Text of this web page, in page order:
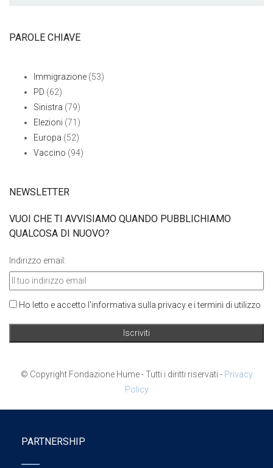
PAROLE CHIAVE
Immigrazione (53)
PD (62)
Sinistra (79)
Elezioni (71)
Europa (52)
Vaccino (94)
NEWSLETTER
VUOI CHE TI AVVISIAMO QUANDO PUBBLICHIAMO
QUALCOSA DI NUOVO?
Indirizzo email:
Ho letto e accetto l'informativa sulla privacy e i termini di utilizzo
© Copyright Fondazione Hume - Tutti i diritti riservati - Privacy
Policy
PARTNERSHIP